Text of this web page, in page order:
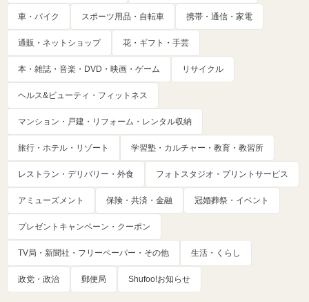
車・バイク スポーツ用品・自転車 携帯・通信・家電
通販・ネットショップ 花・ギフト・手芸
本・雑誌・音楽・DVD・映画・ゲーム リサイクル
ヘルス&ビューティ・フィットネス
マンション・戸建・リフォーム・レンタル収納
旅行・ホテル・リゾート 学習塾・カルチャー・教育・教習所
レストラン・デリバリー・外食 フォトスタジオ・プリントサービス
アミューズメント 保険・共済・金融 冠婚葬祭・イベント
プレゼントキャンペーン・クーポン
TV局・新聞社・フリーペーパー・その他 生活・くらし
政党・政治 郵便局 Shufoo!お知らせ